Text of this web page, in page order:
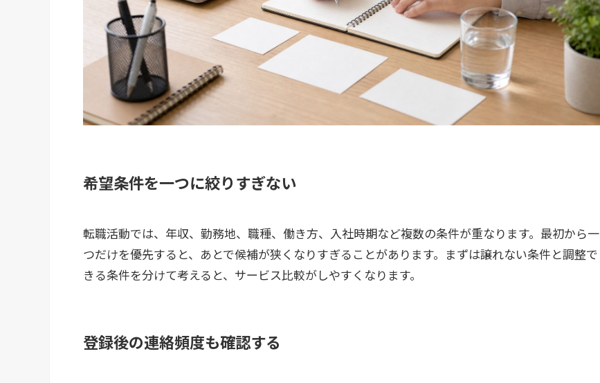
希望条件を一つに絞りすぎない
転職活動では、年収、勤務地、職種、働き方、入社時期など複数の条件が重なります。最初から一
つだけを優先すると、あとで候補が狭くなりすぎることがあります。まずは譲れない条件と調整で
きる条件を分けて考えると、サービス比較がしやすくなります。
登録後の連絡頻度も確認する